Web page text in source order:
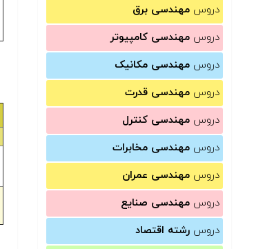
دروس مهندسی برق
دروس مهندسی کامپیوتر
دروس مهندسی مکانیک
دروس مهندسی قدرت
دروس مهندسی کنترل
دروس مهندسی مخابرات
دروس مهندسی عمران
دروس مهندسی صنایع
دروس رشته اقتصاد